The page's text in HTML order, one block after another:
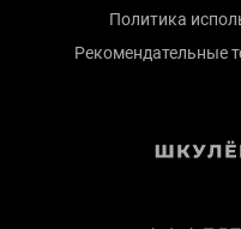
Политика
Рекомендательные